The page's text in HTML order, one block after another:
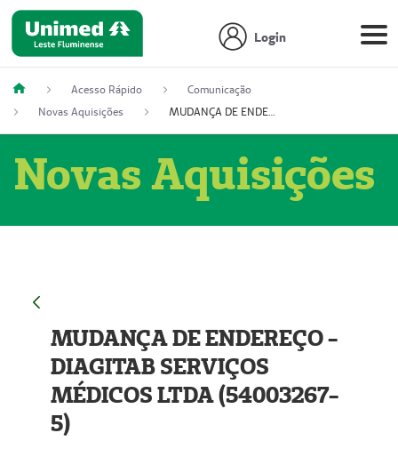
Login
Acesso Rápido
Comunicação
Novas Aquisições
MUDANÇA DE ENDEREÇO - DIAGITAB SERVIÇOS MÉDICOS LTDA (54003267-5)
Novas Aquisições
MUDANÇA DE ENDEREÇO -
DIAGITAB SERVIÇOS
MÉDICOS LTDA (54003267-
5)